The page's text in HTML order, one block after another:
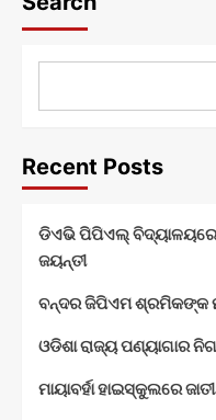
Recent Posts
ଡିଏଭି ପିପିଏଲ୍ ବିଦ୍ୟାଳୟରେ
ଜୟନ୍ତୀ
ବନ୍ଦର ଜିପିଏମ ଶ୍ରମିକଙ୍କ
ଓଡିଶା ରାଜ୍ୟ ପଣ୍ୟାଗାର
ମାୟାବର୍ହା ହାଇସ୍କୁଲରେ